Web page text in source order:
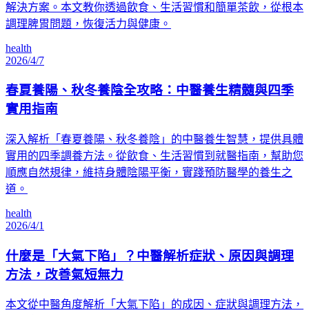
解決方案。本文教你透過飲食、生活習慣和簡單茶飲，從根本
調理脾胃問題，恢復活力與健康。
health
2026/4/7
春夏養陽、秋冬養陰全攻略：中醫養生精髓與四季
實用指南
深入解析「春夏養陽、秋冬養陰」的中醫養生智慧，提供具體
實用的四季調養方法。從飲食、生活習慣到就醫指南，幫助您
順應自然規律，維持身體陰陽平衡，實踐預防醫學的養生之
道。
health
2026/4/1
什麼是「大氣下陷」？中醫解析症狀、原因與調理
方法，改善氣短無力
本文從中醫角度解析「大氣下陷」的成因、症狀與調理方法，